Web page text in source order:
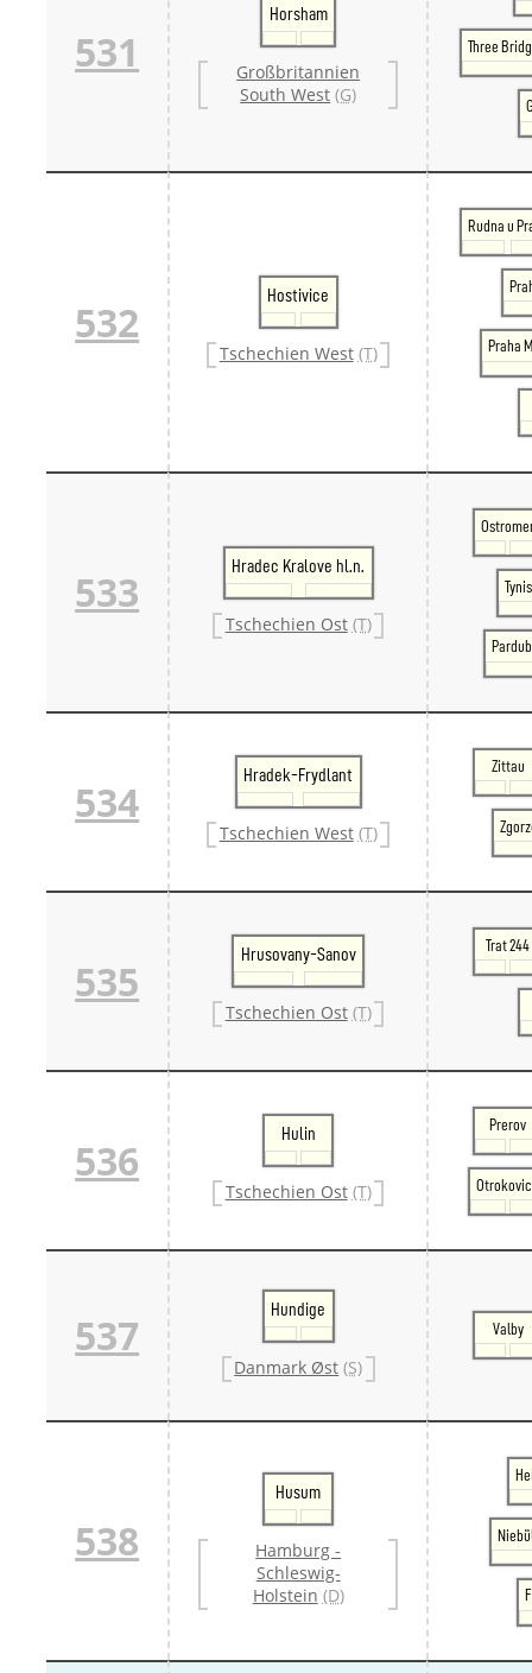
531
Horsham
Großbritannien
South West (G)
Three
532
Hostivice
Tschechien West (T)
Rudna u
Praha
533
Hradec Kralove hl.n.
Tschechien Ost (T)
534
Hradek-Frydlant
Tschechien West (T)
Zittau
535
Hrusovany-Sanov
Tschechien Ost (T)
Trat 244
536
Hulin
Tschechien Ost (T)
Prerov
537
Hundige
Danmark Øst (S)
Valby
538
Husum
Hamburg -
Schleswig-
Holstein (D)